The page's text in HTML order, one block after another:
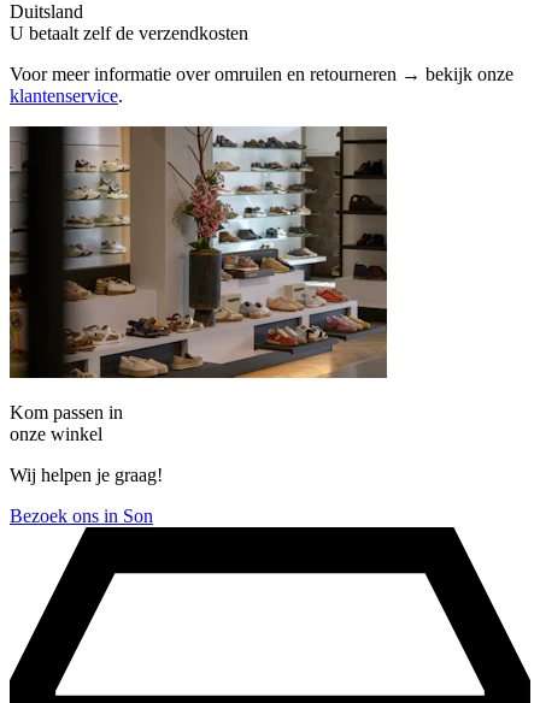
Duitsland
U betaalt zelf de verzendkosten
Voor meer informatie over omruilen en retourneren → bekijk onze
klantenservice.
Kom passen in
onze winkel
Wij helpen je graag!
Bezoek ons in Son